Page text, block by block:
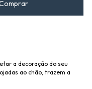
a decoração do seu
ao chão, trazem a